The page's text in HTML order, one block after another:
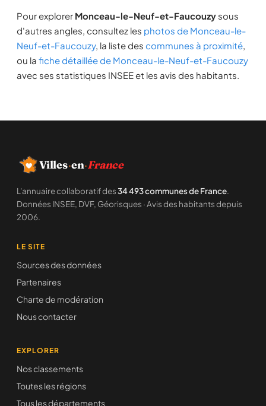
Pour explorer Monceau-le-Neuf-et-Faucouzy sous
d'autres angles, consultez les photos de Monceau-le-
Neuf-et-Faucouzy, la liste des communes à proximité,
ou la fiche détaillée de Monceau-le-Neuf-et-Faucouzy
avec ses statistiques INSEE et les avis des habitants.
Villes·en·France
L'annuaire collaboratif des34 493 communes de France.
Données INSEE, DVF, Géorisques · Avis des habitants depuis
2006.
LE SITE
Sources des données
Partenaires
Charte de modération
Nous contacter
EXPLORER
Nos classements
Toutes les régions
Tous les départements